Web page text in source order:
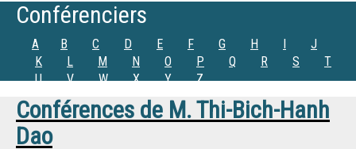
Conférenciers
A B C D E F G H I
J
K
L M N O P Q R S
T
U
V W X Y Z
Conférences de M.Thi-Bich-Hanh
Dao